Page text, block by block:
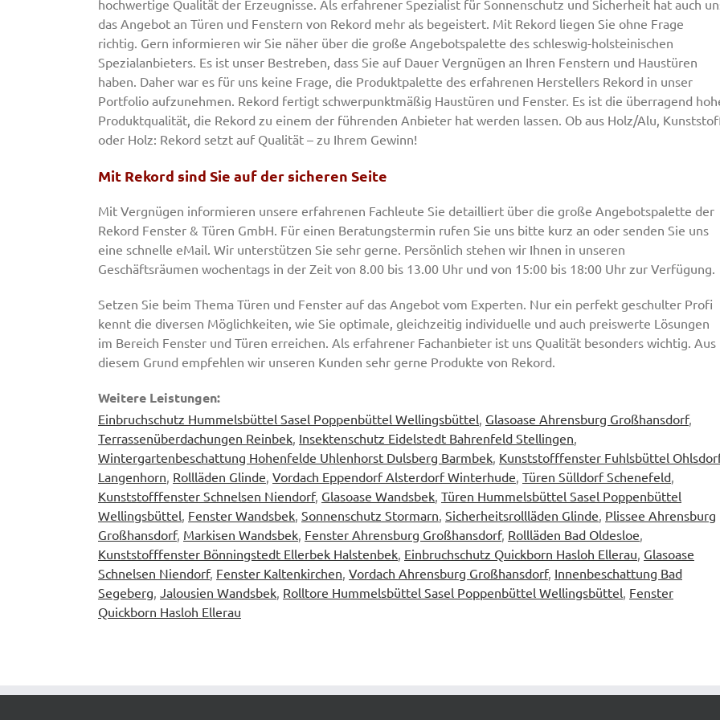
hochwertige Qualität der Erzeugnisse. Als erfahrener Spezialist für Sonnenschutz und Sicherheit hat auch
das Angebot an Türen und Fenstern von Rekord mehr als begeistert. Mit Rekord liegen Sie ohne Frage
richtig. Gern informieren wir Sie näher über die große Angebotspalette des schleswig-holsteinischen
Spezialanbieters. Es ist unser Bestreben, dass Sie auf Dauer Vergnügen an Ihren Fenstern und Haustüren
haben. Daher war es für uns keine Frage, die Produktpalette des erfahrenen Herstellers Rekord in unser
Portfolio aufzunehmen. Rekord fertigt schwerpunktmäßig Haustüren und Fenster. Es ist die überragend
Produktqualität, die Rekord zu einem der führenden Anbieter hat werden lassen. Ob aus Holz/Alu,
oder Holz: Rekord setzt auf Qualität – zu Ihrem Gewinn!
Mit Rekord sind Sie auf der sicheren Seite
Mit Vergnügen informieren unsere erfahrenen Fachleute Sie detailliert über die große Angebotspalette der
Rekord Fenster & Türen GmbH. Für einen Beratungstermin rufen Sie uns bitte kurz an oder senden Sie uns
eine schnelle eMail. Wir unterstützen Sie sehr gerne. Persönlich stehen wir Ihnen in unseren
Geschäftsräumen wochentags in der Zeit von 8.00 bis 13.00 Uhr und von 15:00 bis 18:00 Uhr zur Verfügung.
Setzen Sie beim Thema Türen und Fenster auf das Angebot vom Experten. Nur ein perfekt geschulter Profi
kennt die diversen Möglichkeiten, wie Sie optimale, gleichzeitig individuelle und auch preiswerte Lösungen
im Bereich Fenster und Türen erreichen. Als erfahrener Fachanbieter ist uns Qualität besonders wichtig. Aus
diesem Grund empfehlen wir unseren Kunden sehr gerne Produkte von Rekord.
Weitere Leistungen:
Einbruchschutz Hummelsbüttel Sasel Poppenbüttel Wellingsbüttel, Glasoase Ahrensburg Großhansdorf,
Terrassenüberdachungen Reinbek, Insektenschutz Eidelstedt Bahrenfeld Stellingen,
Wintergartenbeschattung Hohenfelde Uhlenhorst Dulsberg Barmbek, Kunststofffenster Fuhlsbüttel
Langenhorn, Rollläden Glinde, Vordach Eppendorf Alsterdorf Winterhude, Türen Sülldorf Schenefeld,
Kunststofffenster Schnelsen Niendorf, Glasoase Wandsbek, Türen Hummelsbüttel Sasel Poppenbüttel
Wellingsbüttel, Fenster Wandsbek, Sonnenschutz Stormarn, Sicherheitsrollläden Glinde, Plissee Ahrensburg
Großhansdorf, Markisen Wandsbek, Fenster Ahrensburg Großhansdorf, Rollläden Bad Oldesloe,
Kunststofffenster Bönningstedt Ellerbek Halstenbek, Einbruchschutz Quickborn Hasloh Ellerau, Glasoase
Schnelsen Niendorf, Fenster Kaltenkirchen, Vordach Ahrensburg Großhansdorf, Innenbeschattung Bad
Segeberg, Jalousien Wandsbek, Rolltore Hummelsbüttel Sasel Poppenbüttel Wellingsbüttel, Fenster
Quickborn Hasloh Ellerau